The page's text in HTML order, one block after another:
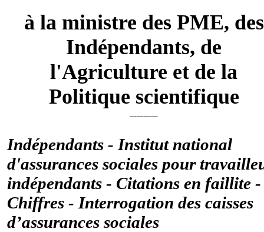
à la ministre des PME, des
Indépendants, de
l'Agriculture et de la
Politique scientifique
Indépendants - Institut national
d'assurances sociales pour
indépendants - Citations en faillite -
Chiffres - Interrogation des caisses
d’assurances sociales